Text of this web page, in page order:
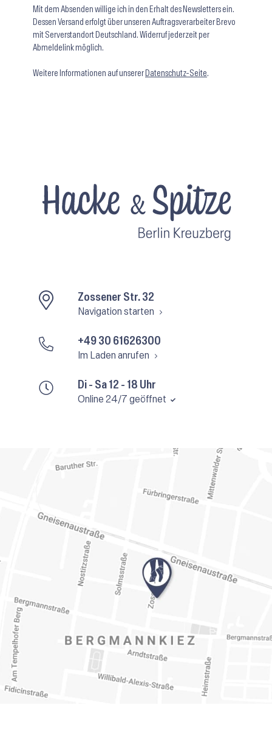
Mit dem Absenden willige ich in den Erhalt des Newsletters ein.
Dessen Versand erfolgt über unseren Auftragsverarbeiter Brevo
mit Serverstandort Deutschland. Widerruf jederzeit per
Abmeldelink möglich.
Weitere Informationen auf unserer Datenschutz-Seite.
Di - Sa 12 - 18 Uhr
Online 24/7 geöffnet
Zossener Str. 32
Navigation starten
+49 30 61626300
Im Laden anrufen